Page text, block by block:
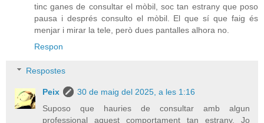
tinc ganes de consultar el mòbil, soc tan estrany que poso
pausa i després consulto el mòbil. El que sí que faig és
menjar i mirar la tele, però dues pantalles alhora no.
Respon
Respostes
Peix
30 de maig del 2025, a les 1:16
Suposo que hauries de consultar amb algun
professional aquest comportament tan estrany. Jo